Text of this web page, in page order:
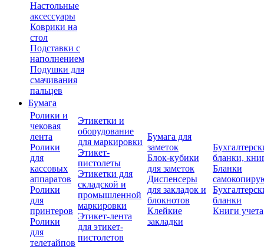
Настольные
аксессуары
Коврики на
стол
Подставки с
наполнением
Подушки для
смачивания
пальцев
Бумага
Ролики и
чековая
лента
Ролики
для
кассовых
аппаратов
Ролики
для
принтеров
Ролики
для
телетайпов
Этикетки и
оборудование
для маркировки
Этикет-
пистолеты
Этикетки для
складской и
промышленной
маркировки
Этикет-лента
для этикет-
пистолетов
Бумага для
заметок
Блок-кубики
для заметок
Диспенсеры
для закладок и
блокнотов
Клейкие
закладки
бланки,
Бланки
бланки
Книги учета